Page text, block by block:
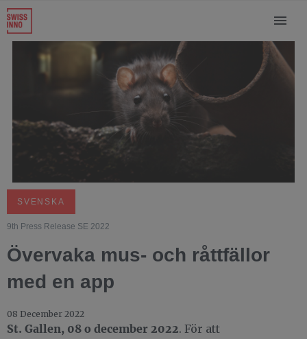
SVENSKA
9th Press Release SE 2022
Övervaka mus- och råttfällor
med en app
08 December 2022
St. Gallen, 08 o december 2022. För att